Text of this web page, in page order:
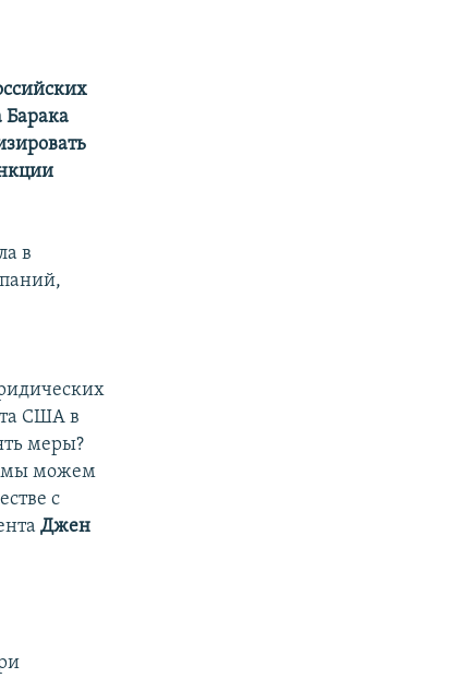
в
США в
меры?
мы можем
с
Джен